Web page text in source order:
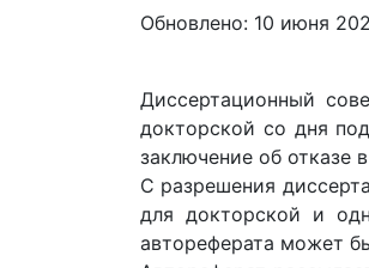
Обновлено: 10 июня
Диссертационный
докторской со дня
заключение об отказе
С разрешения
для докторской и
автореферата может